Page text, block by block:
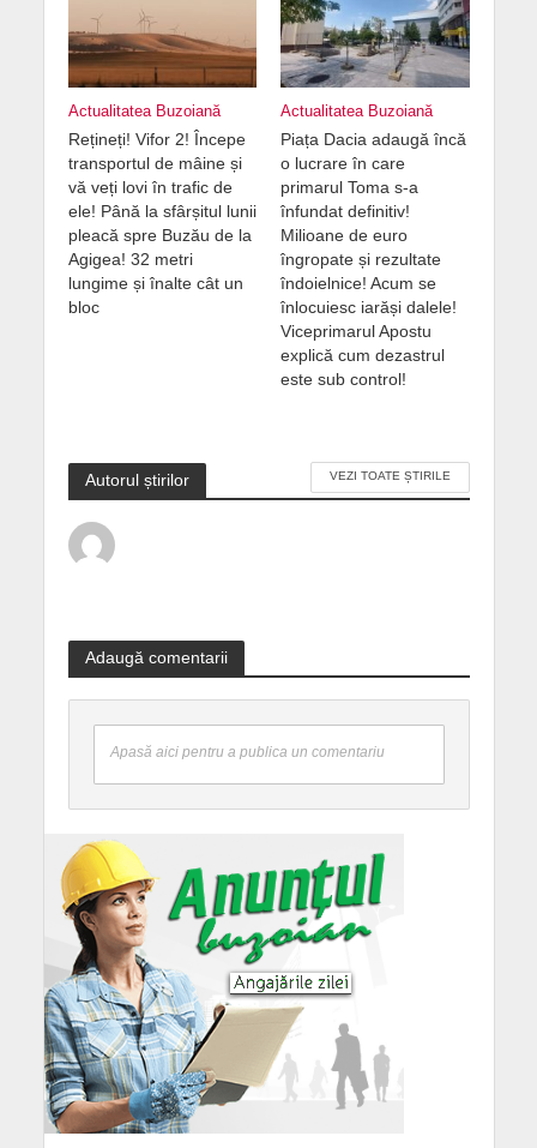
Actualitatea Buzoiană
Rețineți! Vifor 2! Începe
transportul de mâine și
vă veți lovi în trafic de
ele! Până la sfârșitul lunii
pleacă spre Buzău de la
Agigea! 32 metri
lungime și înalte cât un
bloc
Actualitatea Buzoiană
Piața Dacia adaugă încă
o lucrare în care
primarul Toma s-a
înfundat definitiv!
Milioane de euro
îngropate și rezultate
îndoielnice! Acum se
înlocuiesc iarăși dalele!
Viceprimarul Apostu
explică cum dezastrul
este sub control!
Autorul știrilor VEZI TOATE ȘTIRILE
Adaugă comentarii
Apasă aici pentru a publica un comentariu